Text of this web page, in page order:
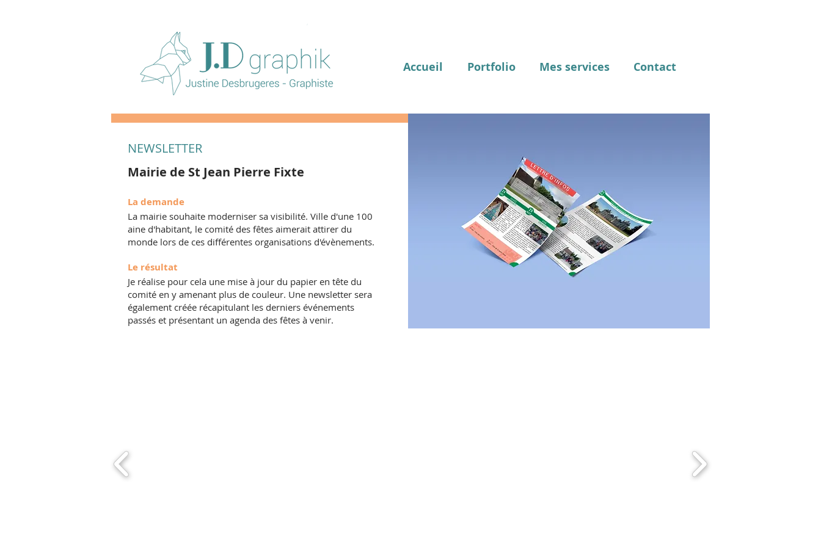
Accueil Portfolio Mes services Contact
NEWSLETTER
Mairie de St Jean Pierre Fixte
La demande
La mairie souhaite moderniser sa visibilité. Ville d'une 100
aine d'habitant, le comité des fêtes aimerait attirer du
monde lors de ces différentes organisations d'évènements.
Le résultat
Je réalise pour cela une mise à jour du papier en tête du
comité en y amenant plus de couleur. Une newsletter sera
également créée récapitulant les derniers événements
passés et présentant un agenda des fêtes à venir.